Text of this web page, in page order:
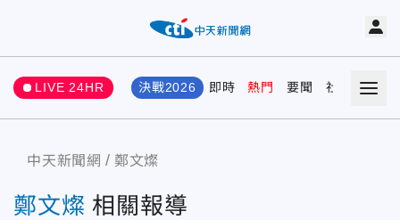
LIVE 24HR 決戰2026 即時 熱門 要聞 社會 娛樂
中天新聞網 鄭文燦
鄭文燦 相關報導